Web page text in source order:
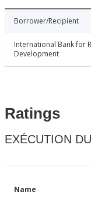
Borrower/Recipient
International Bank for
Development
Ratings
EXÉCUTION
Name